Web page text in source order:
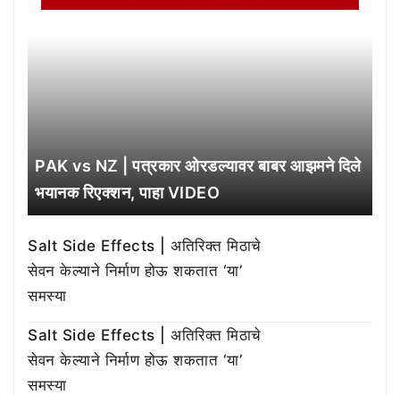
PAK vs NZ | पत्रकार ओरडल्यावर बाबर आझमने दिले
भयानक रिएक्शन, पाहा VIDEO
Salt Side Effects | अतिरिक्त मिठाचे
सेवन केल्याने निर्माण होऊ शकतात ‘या’
समस्या
Salt Side Effects | अतिरिक्त मिठाचे
सेवन केल्याने निर्माण होऊ शकतात ‘या’
समस्या